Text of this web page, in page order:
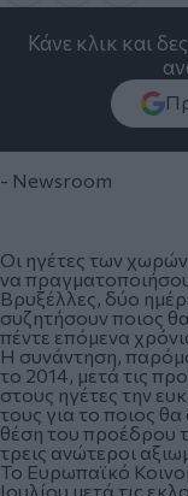
Κάνε κλικ και
- Newsroom
Οι ηγέτες των
να
Βρυξέλλες, δύο
συζητήσουν ποιος
πέντε επόμενα
Η συνάντηση,
το 2014, μετά τις
στους ηγέτες την
τους για το ποιος
θέση του προέδρου
τρεις ανώτεροι
Το Ευρωπαϊκό
Ιουλίου μετά τις